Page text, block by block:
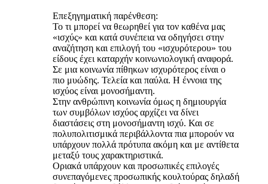
Επεξηγηματική παρένθεση:
Το τι μπορεί να θεωρηθεί για τον καθένα μας
«ισχύς» και κατά συνέπεια να οδηγήσει στην
αναζήτηση και επιλογή του «ισχυρότερου» του
είδους έχει καταρχήν κοινωνιολογική αναφορά.
Σε μια κοινωνία πίθηκων ισχυρότερος είναι ο
πιο μυώδης. Τελεία και παύλα. Η έννοια της
ισχύος είναι μονοσήμαντη.
Στην ανθρώπινη κοινωνία όμως η δημιουργία
των συμβόλων ισχύος αρχίζει να δίνει
διαστάσεις στη μονοσήμαντη ισχύ. Και σε
πολυπολιτισμικά περιβάλλοντα πια μπορούν να
υπάρχουν πολλά πρότυπα ακόμη και με αντίθετα
μεταξύ τους χαρακτηριστικά.
Οριακά υπάρχουν και προσωπικές επιλογές
συνεπαγόμενες προσωπικής κουλτούρας δηλαδή